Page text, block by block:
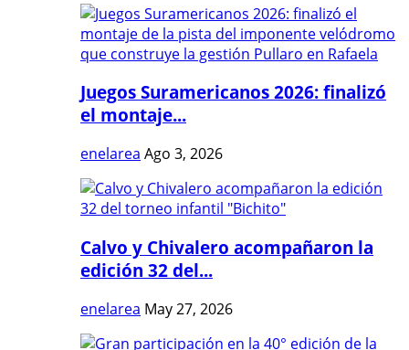
Juegos Suramericanos 2026: finalizó
el montaje...
enelarea Ago 3, 2026
Calvo y Chivalero acompañaron la
edición 32 del...
enelarea May 27, 2026